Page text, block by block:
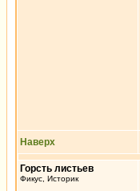
Наверх
Горсть листьев
Фикус, Историк